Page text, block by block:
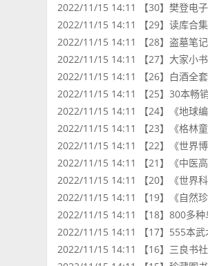
2022/11/15 14:11 【30】樊登电
2022/11/15 14:11 【29】读库合
2022/11/15 14:11 【28】盗墓笔
2022/11/15 14:11 【27】大家小
2022/11/15 14:11 【26】白酒全
2022/11/15 14:11 【25】30本畅
2022/11/15 14:11 【24】《地球
2022/11/15 14:11 【23】《格林
2022/11/15 14:11 【22】《世界
2022/11/15 14:11 【21】《中医
2022/11/15 14:11 【20】《世界
2022/11/15 14:11 【19】《自然
2022/11/15 14:11 【18】800多
2022/11/15 14:11 【17】555本武
2022/11/15 14:11 【16】三良书